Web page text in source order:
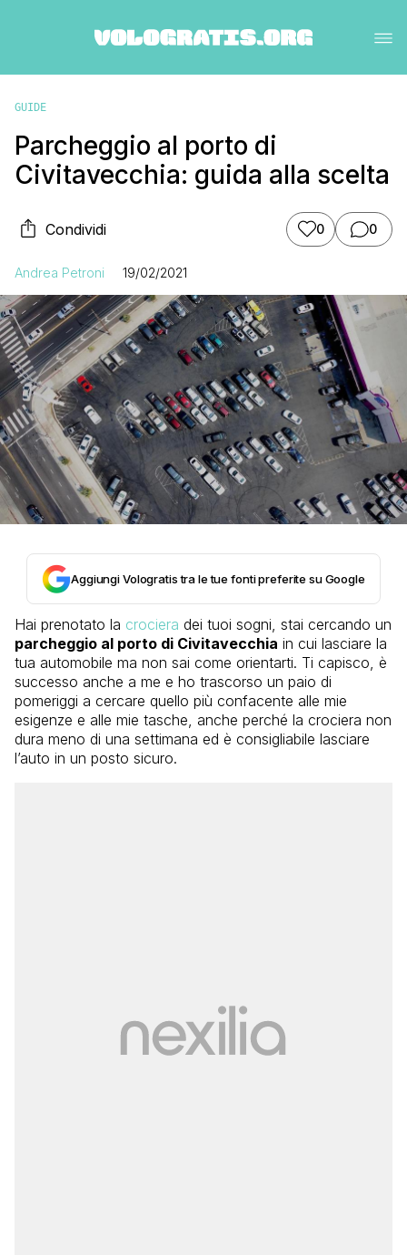
GUIDE
Parcheggio al porto di
Civitavecchia: guida alla scelta
Condividi 0 0
Andrea Petroni 19/02/2021
Aggiungi Vologratis tra le tue fonti preferite su Google
Hai prenotato la crociera dei tuoi sogni, stai cercando un
parcheggio al porto di Civitavecchia in cui lasciare la
tua automobile ma non sai come orientarti. Ti capisco, è
successo anche a me e ho trascorso un paio di
pomeriggi a cercare quello più confacente alle mie
esigenze e alle mie tasche, anche perché la crociera non
dura meno di una settimana ed è consigliabile lasciare
l’auto in un posto sicuro.